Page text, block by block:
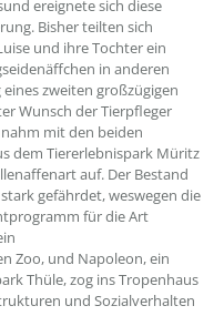
ereignete sich diese
Bisher teilten sich
und ihre Tochter ein
in anderen
zweiten großzügigen
Wunsch der Tierpfleger
mit den beiden
dem Tiererlebnispark Müritz
auf. Der Bestand
gefährdet, weswegen die
für die Art
Zoo, und Napoleon, ein
Thüle, zog ins Tropenhaus
und Sozialverhalten